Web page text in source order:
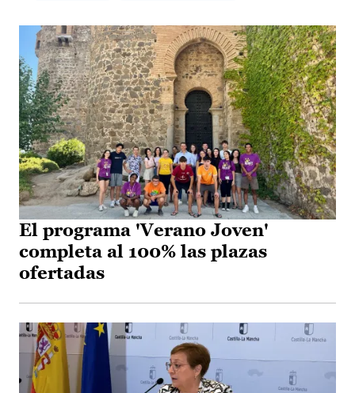
El programa 'Verano Joven'
completa al 100% las plazas
ofertadas